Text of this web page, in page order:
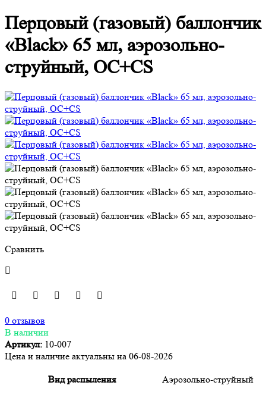
Перцовый (газовый) баллончик
«Black» 65 мл, аэрозольно-
струйный, ОC+CS
Сравнить
0 отзывов
В наличии
Артикул: 10-007
Цена и наличие актуальны на 06-08-2026
Вид распыления Аэрозольно-струйный